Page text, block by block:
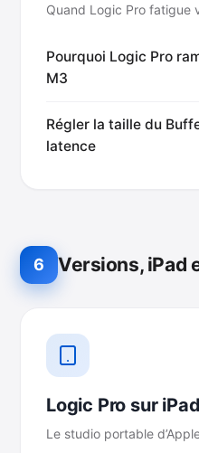
Quand Logic Pro fatigue
Pourquoi Logic Pro
M3
Régler la taille du
latence
6 Versions, iPad
Logic Pro sur iPad
Le studio portable